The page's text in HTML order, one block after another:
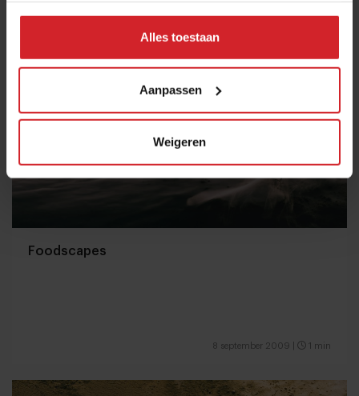
Alles toestaan
Aanpassen
Weigeren
Foodscapes
8 september 2009 1 min